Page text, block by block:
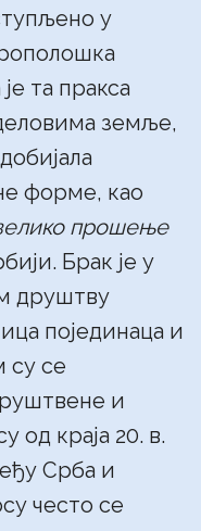
у
та пракса
земље,
форме, као
прошење
Брак је у
друштву
појединаца и
су се
и
од краја 20. в.
Срба и
често се